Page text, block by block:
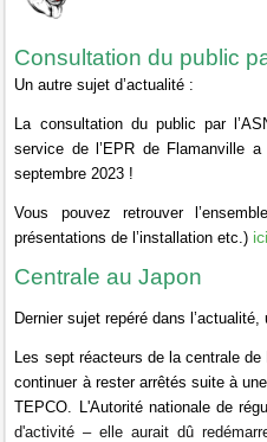
Consultation du public
Un autre sujet d’actualité :
La consultation du public par
service de l’EPR de Flamanville
septembre 2023 !
Vous pouvez retrouver
présentations de l’installation etc.) ici
Centrale au Japon
Dernier sujet repéré dans
Les sept réacteurs de la centrale
continuer à rester arrêtés suite à
TEPCO. L'Autorité nationale de
d'activité – elle aurait dû